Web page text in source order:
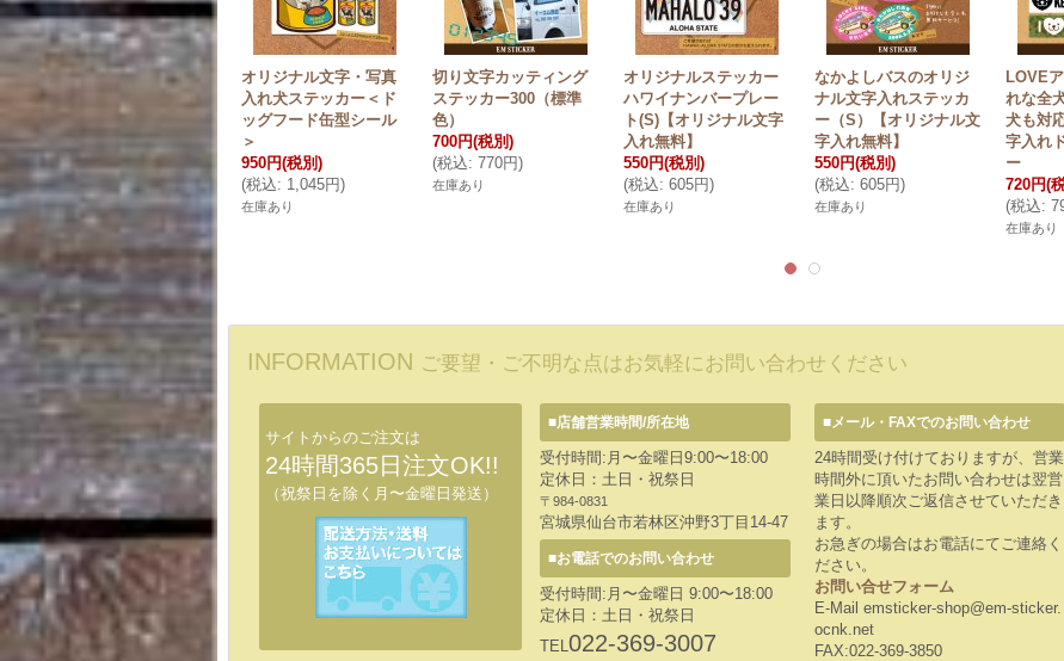
オリジナル文字・写真
入れ犬ステッカー＜ド
ッグフード缶型シール
＞
950円(税別)
(税込: 1,045円)
在庫あり
切り文字カッティング
ステッカー300（標準
色）
700円(税別)
(税込: 770円)
在庫あり
オリジナルステッカー
ハワイナンバープレー
ト(S)【オリジナル文字
入れ無料】
550円(税別)
(税込: 605円)
在庫あり
なかよしバスのオリジ
ナル文字入れステッカ
ー（S）【オリジナル文
字入れ無料】
550円(税別)
(税込: 605円)
在庫あり
LOVE
れな全
犬も対
字入れ
ー
720円(
(税込:
在庫あり
INFORMATION ご要望・ご不明な点はお気軽にお問い合わせください
サイトからのご注文は
24時間365日注文OK!!
（祝祭日を除く月〜金曜日発送）
■店舗営業時間/所在地
受付時間:月〜金曜日9:00〜18:00
定休日：土日・祝祭日
〒984-0831
宮城県仙台市若林区沖野3丁目14-47
■お電話でのお問い合わせ
受付時間:月〜金曜日 9:00〜18:00
定休日：土日・祝祭日
TEL022-369-3007
■メール・FAXでのお問い合わせ
24時間受け付けておりますが、営業
時間外に頂いたお問い合わせは翌営
業日以降順次ご返信させていただき
ます。
お急ぎの場合はお電話にてご連絡く
ださい。
お問い合せフォーム
E-Mail emsticker-shop@em-sticker.
ocnk.net
FAX:022-369-3850